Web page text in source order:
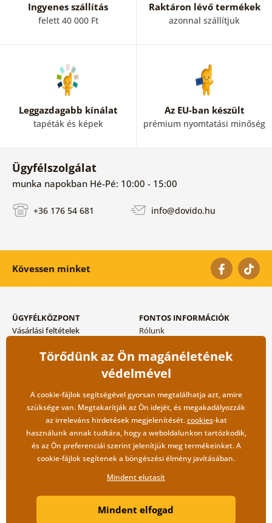
Ingyenes szállítás
felett 40 000 Ft
Raktáron lévő termékek
azonnal szállítjuk
Leggazdagabb kínálat
tapéták és képek
Az EU-ban készült
prémium nyomtatási minőség
Ügyfélszolgálat
munka napokban Hé-Pé: 10:00 - 15:00
+36 176 54 681 info@dovido.hu
Kövessen minket
ÜGYFÉLKÖZPONT
Vásárlási feltételek
Szállítási és fizetési módok
FONTOS INFORMÁCIÓK
Rólunk
Blog
Kapcsolat
Nagykereskedelmi
együttműködés
Copyright ©2019 © Dovido.hu.
Litvanyi.sk| A webáruházat készítette
Törődünk az Ön magánéletének
védelmével
A cookie-fájlok segítségével gyorsan megtalálhatja azt, amire
szüksége van. Megtakarítják az Ön idejét, és megakadályozzák
az irreleváns hirdetések megjelenítését.cookies-kat
használunk annak tudtára, hogy a weboldalunkon tartózkodik,
és az Ön preferenciái szerint jelenítjük meg termékeinket. A
cookie-fájlok segítenek a böngészési élmény javításában.
Mindent elutasít
Mindent elfogad